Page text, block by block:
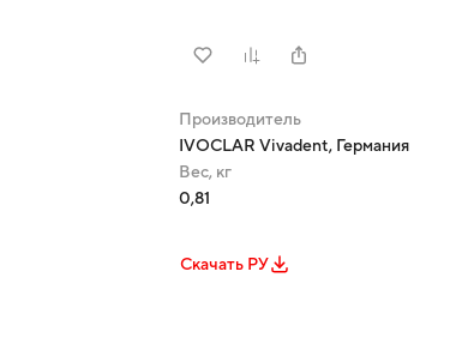
Производитель
IVOCLAR Vivadent, Германия
Вес, кг
0,81
Скачать РУ